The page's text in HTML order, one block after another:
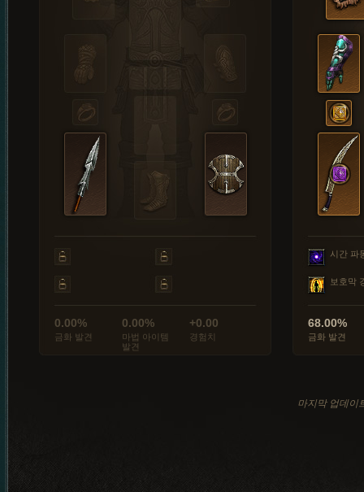
0.00%
금화 발견
0.00%
마법 아이템
발견
+0.00
경험치
시간 파
보호막
68.00%
금화 발견
마지막 업데이